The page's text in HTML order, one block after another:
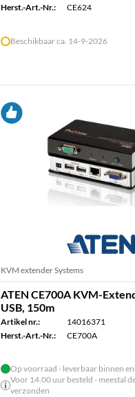
Herst.-Art.-Nr.:
CE624
Beschikbaar ca. 14-9-2026
KVM extender Systems
ATEN CE700A KVM-
USB, 150m
Artikel nr.:
14016371
Herst.-Art.-Nr.:
CE700A
Op voorraad - leverbaar binnen
Voor 14.00 uur besteld - meestal
verzonden